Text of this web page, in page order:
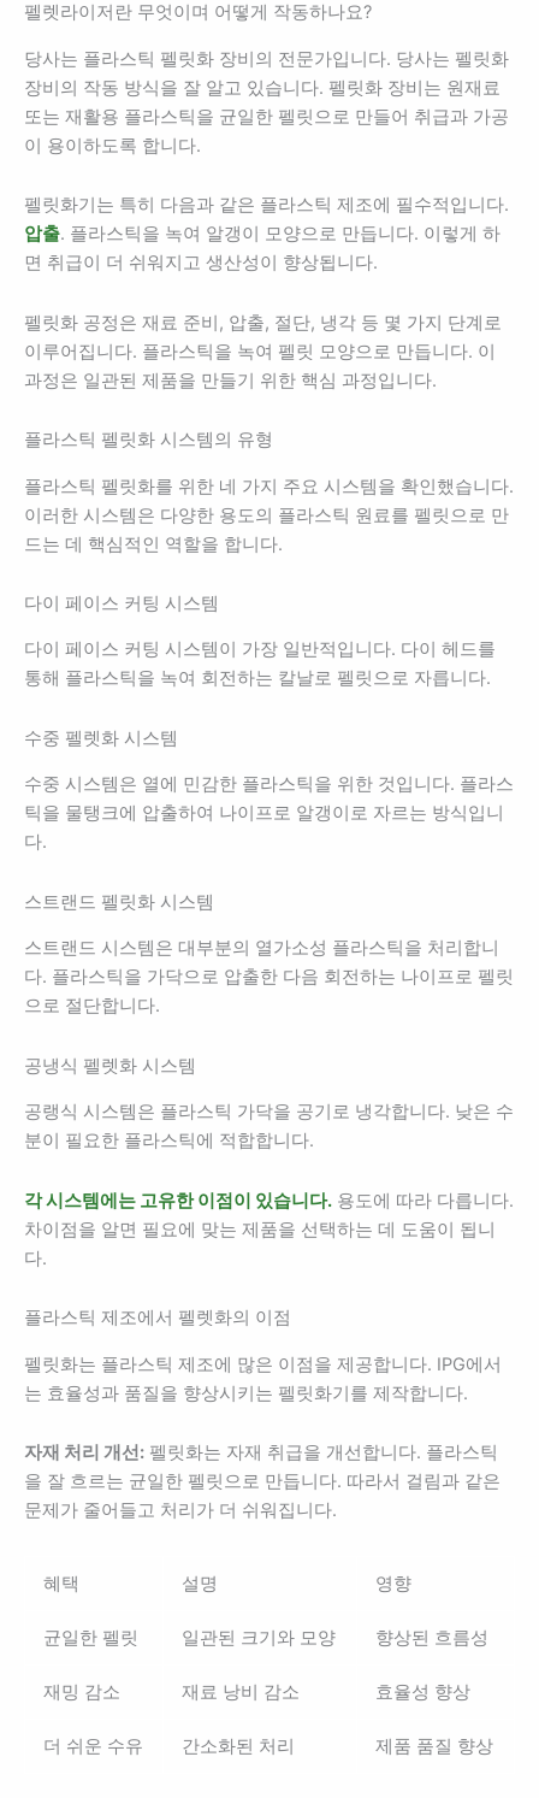
펠렛라이저란 무엇이며 어떻게 작동하나요?
당사는 플라스틱 펠릿화 장비의 전문가입니다. 당사는 펠릿화
장비의 작동 방식을 잘 알고 있습니다. 펠릿화 장비는 원재료
또는 재활용 플라스틱을 균일한 펠릿으로 만들어 취급과 가공
이 용이하도록 합니다.
펠릿화기는 특히 다음과 같은 플라스틱 제조에 필수적입니다.
압출. 플라스틱을 녹여 알갱이 모양으로 만듭니다. 이렇게 하
면 취급이 더 쉬워지고 생산성이 향상됩니다.
펠릿화 공정은 재료 준비, 압출, 절단, 냉각 등 몇 가지 단계로
이루어집니다. 플라스틱을 녹여 펠릿 모양으로 만듭니다. 이
과정은 일관된 제품을 만들기 위한 핵심 과정입니다.
플라스틱 펠릿화 시스템의 유형
플라스틱 펠릿화를 위한 네 가지 주요 시스템을 확인했습니다.
이러한 시스템은 다양한 용도의 플라스틱 원료를 펠릿으로 만
드는 데 핵심적인 역할을 합니다.
다이 페이스 커팅 시스템
다이 페이스 커팅 시스템이 가장 일반적입니다. 다이 헤드를
통해 플라스틱을 녹여 회전하는 칼날로 펠릿으로 자릅니다.
수중 펠렛화 시스템
수중 시스템은 열에 민감한 플라스틱을 위한 것입니다. 플라스
틱을 물탱크에 압출하여 나이프로 알갱이로 자르는 방식입니
다.
스트랜드 펠릿화 시스템
스트랜드 시스템은 대부분의 열가소성 플라스틱을 처리합니
다. 플라스틱을 가닥으로 압출한 다음 회전하는 나이프로 펠릿
으로 절단합니다.
공냉식 펠렛화 시스템
공랭식 시스템은 플라스틱 가닥을 공기로 냉각합니다. 낮은 수
분이 필요한 플라스틱에 적합합니다.
각 시스템에는 고유한 이점이 있습니다. 용도에 따라 다릅니다.
차이점을 알면 필요에 맞는 제품을 선택하는 데 도움이 됩니
다.
플라스틱 제조에서 펠렛화의 이점
펠릿화는 플라스틱 제조에 많은 이점을 제공합니다. IPG에서
는 효율성과 품질을 향상시키는 펠릿화기를 제작합니다.
자재 처리 개선: 펠릿화는 자재 취급을 개선합니다. 플라스틱
을 잘 흐르는 균일한 펠릿으로 만듭니다. 따라서 걸림과 같은
문제가 줄어들고 처리가 더 쉬워집니다.
혜택 설명 영향
균일한 펠릿 일관된 크기와 모양 향상된 흐름성
재밍 감소 재료 낭비 감소 효율성 향상
더 쉬운 수유 간소화된 처리 제품 품질 향상